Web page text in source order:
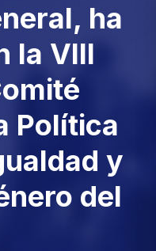
ha
la VIII
Política
y
del